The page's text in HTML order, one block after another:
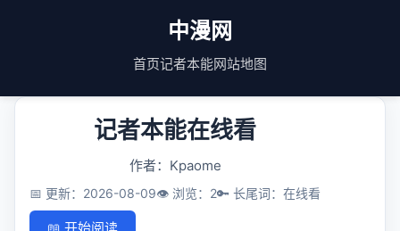
中漫网
首页记者本能网站地图
记者本能在线看
作者：Kpaome
📅 更新：2026-08-09👁️ 浏览：2🔑 长尾词：在线看